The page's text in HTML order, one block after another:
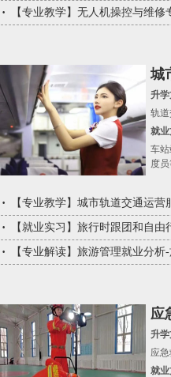
【专业教学】 无人机操控与维修
城
升学
轨道
就业
车
度员
【专业教学】 城市轨道交通运营
【就业实习 】 旅行时跟团和自由
【专业解读】 旅游管理就业分析
应
升学
应
就业